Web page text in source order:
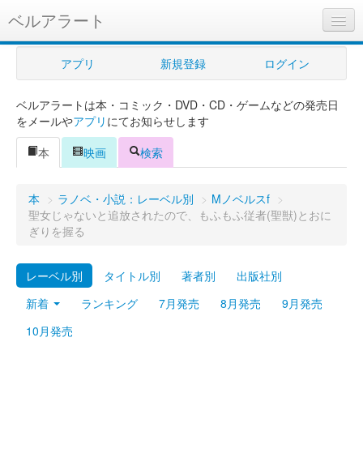
ベルアラート
ベルアラートとは
ヘルプ
新規登録
ログイン
購入管理
プレミアム
アプリ 新規登録 ログイン
ベルアラートは本・コミック・DVD・CD・ゲームなどの発売日
をメールやアプリ にてお知らせします
本
映画 検索
本 > ラノベ・小説：レーベル別 > Mノベルスf >
聖女じゃないと追放されたので、もふもふ従者(聖獣)とおに
ぎりを握る
レーベル別 タイトル別 著者別
出版社別
新着
ランキング 7月発売 8月発売
9月発売
10月発売